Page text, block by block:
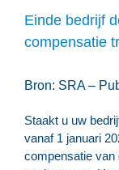
Einde bedrijf
compensatie
Bron: SRA –
Staakt u uw
vanaf 1 januari
compensatie van